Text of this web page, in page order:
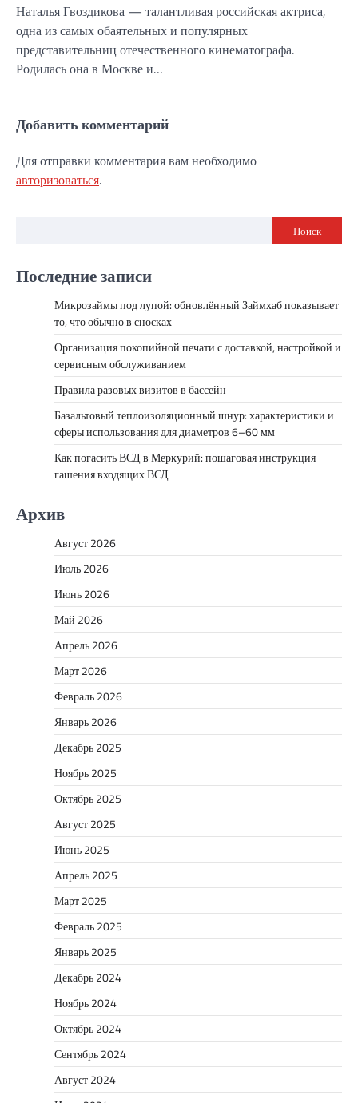
Наталья Гвоздикова — талантливая российская актриса,
одна из самых обаятельных и популярных
представительниц отечественного кинематографа.
Родилась она в Москве и…
Добавить комментарий
Для отправки комментария вам необходимо
авторизоваться.
Поиск
Последние записи
Микрозаймы под лупой: обновлённый Займхаб показывает
то, что обычно в сносках
Организация покопийной печати с доставкой, настройкой и
сервисным обслуживанием
Правила разовых визитов в бассейн
Базальтовый теплоизоляционный шнур: характеристики и
сферы использования для диаметров 6–60 мм
Как погасить ВСД в Меркурий: пошаговая инструкция
гашения входящих ВСД
Архив
Август 2026
Июль 2026
Июнь 2026
Май 2026
Апрель 2026
Март 2026
Февраль 2026
Январь 2026
Декабрь 2025
Ноябрь 2025
Октябрь 2025
Август 2025
Июнь 2025
Апрель 2025
Март 2025
Февраль 2025
Январь 2025
Декабрь 2024
Ноябрь 2024
Октябрь 2024
Сентябрь 2024
Август 2024